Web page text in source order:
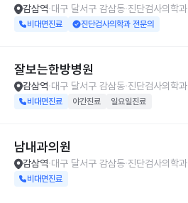
감삼역 대구 달서구 감삼동 진단검사의학과
비대면진료 진단검사의학과 전문의
잘보는한방병원
감삼역 대구 달서구 감삼동 진단검사의학과
비대면진료 야간진료 일요일진료
남내과의원
감삼역 대구 달서구 감삼동 진단검사의학과
비대면진료